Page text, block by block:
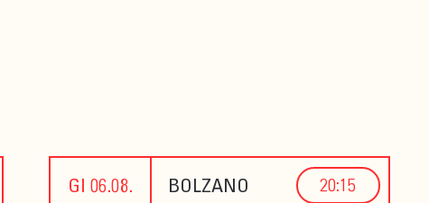
GI 06.08. BOLZANO 20:15